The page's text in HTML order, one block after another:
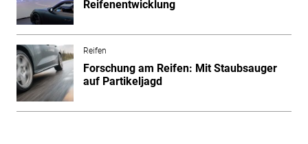
Reifenentwicklung
Reifen
Forschung am Reifen: Mit Staubsauger
auf Partikeljagd